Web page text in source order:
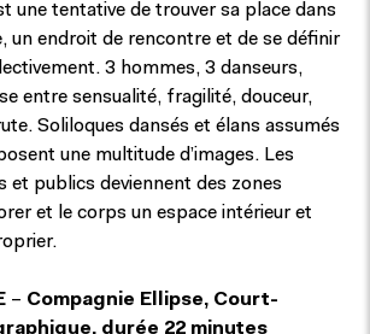
une tentative de trouver sa place dans
un endroit de rencontre et de se définir
3 hommes, 3 danseurs,
entre sensualité, fragilité, douceur,
Soliloques dansés et élans assumés
une multitude d’images. Les
et publics deviennent des zones
et le corps un espace intérieur et
– Compagnie Ellipse, Court-
durée 22 minutes